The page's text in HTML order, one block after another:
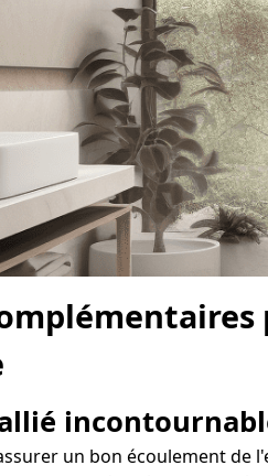
un bon écoulement